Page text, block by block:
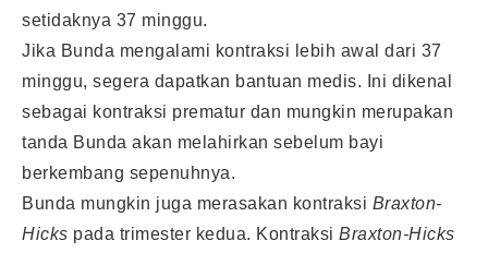
setidaknya 37 minggu.
Jika Bunda mengalami kontraksi lebih awal dari 37
minggu, segera dapatkan bantuan medis. Ini dikenal
sebagai kontraksi prematur dan mungkin merupakan
tanda Bunda akan melahirkan sebelum bayi
berkembang sepenuhnya.
Bunda mungkin juga merasakan kontraksi Braxton-
Hicks pada trimester kedua. Kontraksi Braxton-Hicks